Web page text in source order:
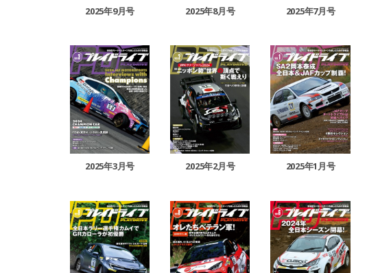
2025年9月号 2025年8月号 2025年7月号
2025年3月号 2025年2月号 2025年1月号